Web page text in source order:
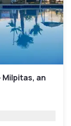
Milpitas, an